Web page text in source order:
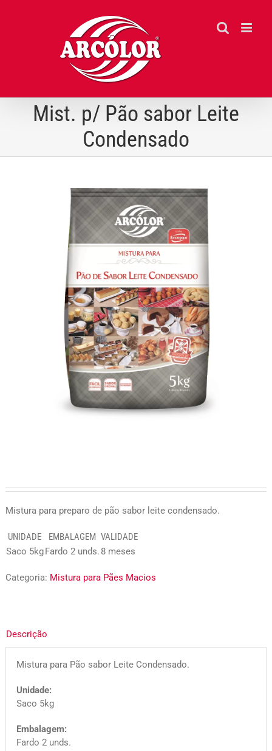
Mist. p/ Pão sabor Leite
Condensado
Mistura para preparo de pão sabor leite condensado.
UNIDADE EMBALAGEM VALIDADE
Saco 5kgFardo 2 unds. 8 meses
Categoria: Mistura para Pães Macios
Descrição
Mistura para Pão sabor Leite Condensado.
Unidade:
Saco 5kg
Embalagem:
Fardo 2 unds.